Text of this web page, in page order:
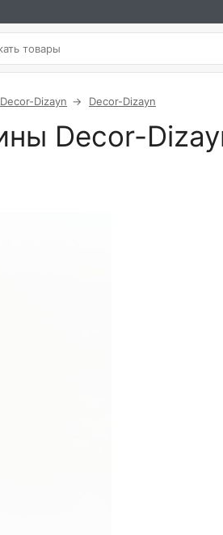
Decor-Dizayn Decor-Dizayn
Decor-